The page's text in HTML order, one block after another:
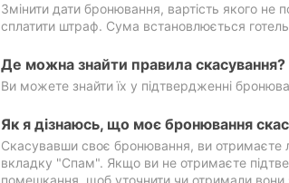
Змінити дати бронювання, вартість якого
сплатити штраф. Сума встановлюється
Де можна знайти правила скасування?
Ви можете знайти їх у підтвердженні
Як я дізнаюсь, що моє бронювання
Скасувавши своє бронювання, ви отримаєте
вкладку "Спам". Якщо ви не отримаєте
помешкання, щоб уточнити чи отримали вони